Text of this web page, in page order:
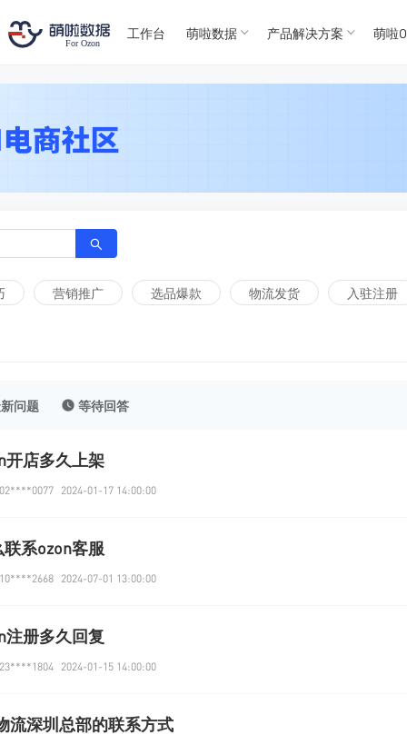
工作台 萌啦数据 产品解决方案 萌啦
营销推广 选品爆款 物流发货 入驻注册
问题 等待回答
开店多久上架
2024-01-17 14:00:00
联系ozon客服
2024-07-01 13:00:00
注册多久回复
2024-01-15 14:00:00
流深圳总部的联系方式